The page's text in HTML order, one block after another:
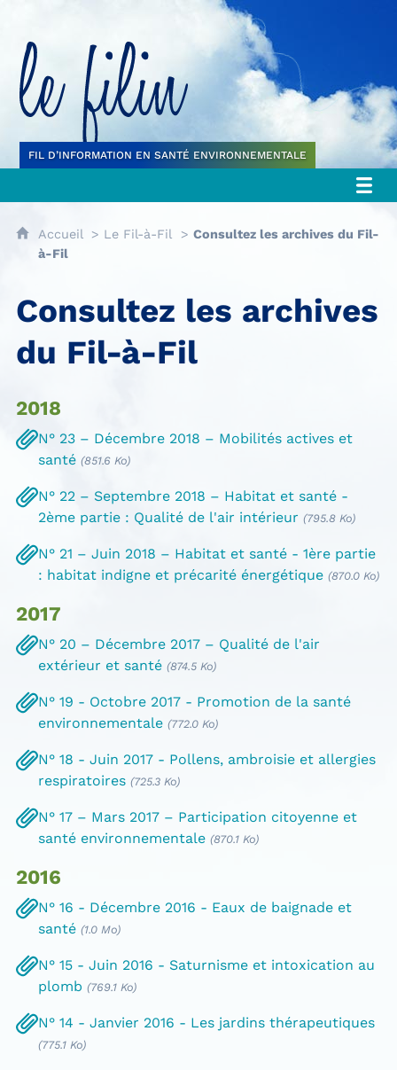
FIL D’INFORMATION EN SANTÉ ENVIRONNEMENTALE
Accueil Le Fil-à-Fil
Consultez les archives du Fil-
à-Fil
Consultez les archives
du Fil-à-Fil
2018
N° 23 – Décembre 2018 – Mobilités actives et
santé (851.6 Ko)
N° 22 – Septembre 2018 – Habitat et santé -
2ème partie : Qualité de l'air intérieur (795.8 Ko)
N° 21 – Juin 2018 – Habitat et santé - 1ère partie
: habitat indigne et précarité énergétique (870.0 Ko)
2017
N° 20 – Décembre 2017 – Qualité de l'air
extérieur et santé (874.5 Ko)
N° 19 - Octobre 2017 - Promotion de la santé
environnementale (772.0 Ko)
N° 18 - Juin 2017 - Pollens, ambroisie et allergies
respiratoires (725.3 Ko)
N° 17 – Mars 2017 – Participation citoyenne et
santé environnementale (870.1 Ko)
2016
N° 16 - Décembre 2016 - Eaux de baignade et
santé (1.0 Mo)
N° 15 - Juin 2016 - Saturnisme et intoxication au
plomb (769.1 Ko)
N° 14 - Janvier 2016 - Les jardins thérapeutiques
(775.1 Ko)